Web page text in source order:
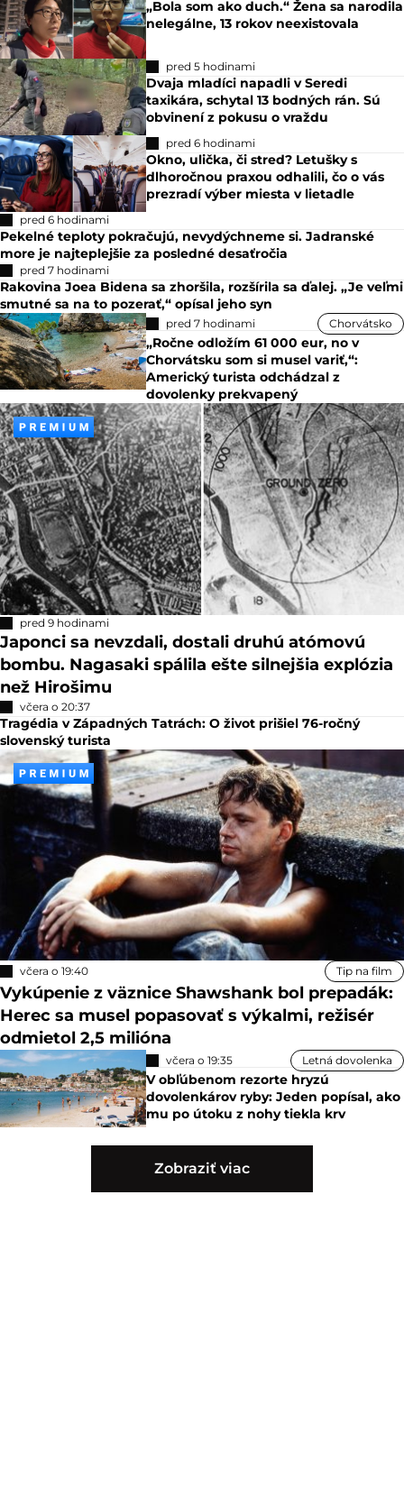
„Bola som ako duch.“ Žena sa narodila
nelegálne, 13 rokov neexistovala
pred 5 hodinami
Dvaja mladíci napadli v Seredi
taxikára, schytal 13 bodných rán. Sú
obvinení z pokusu o vraždu
pred 6 hodinami
Okno, ulička, či stred? Letušky s
dlhoročnou praxou odhalili, čo o vás
prezradí výber miesta v lietadle
pred 6 hodinami
Pekelné teploty pokračujú, nevydýchneme si. Jadranské
more je najteplejšie za posledné desaťročia
pred 7 hodinami
Rakovina Joea Bidena sa zhoršila, rozšírila sa ďalej. „Je veľmi
smutné sa na to pozerať,“ opísal jeho syn
pred 7 hodinami Chorvátsko
„Ročne odložím 61 000 eur, no v
Chorvátsku som si musel variť,“:
Americký turista odchádzal z
dovolenky prekvapený
pred 9 hodinami
Japonci sa nevzdali, dostali druhú atómovú
bombu. Nagasaki spálila ešte silnejšia explózia
než Hirošimu
včera o 20:37
Tragédia v Západných Tatrách: O život prišiel 76-ročný
slovenský turista
včera o 19:40 Tip na film
Vykúpenie z väznice Shawshank bol prepadák:
Herec sa musel popasovať s výkalmi, režisér
odmietol 2,5 milióna
včera o 19:35 Letná dovolenka
V obľúbenom rezorte hryzú
dovolenkárov ryby: Jeden popísal, ako
mu po útoku z nohy tiekla krv
Zobraziť viac